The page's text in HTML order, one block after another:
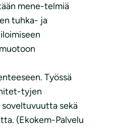
mene-telmiä
tuhka- ja
Työssä
tyjen
sekä
(Ekokem-Palvelu